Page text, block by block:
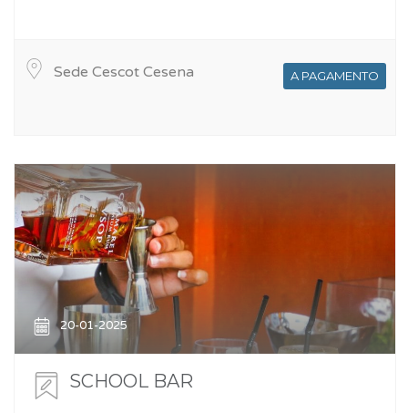
Sede Cescot Cesena A PAGAMENTO
20-01-2025
SCHOOL BAR